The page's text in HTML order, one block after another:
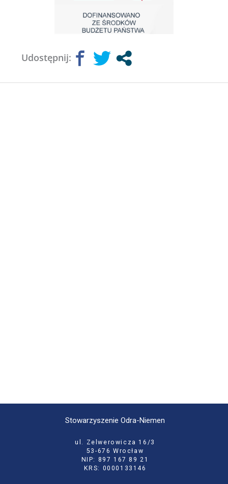
Udostępnij:
Stowarzyszenie Odra-Niemen
ul. Zelwerowicza 16/3
53-676 Wrocław
NIP: 897 167 89 21
KRS: 0000133146